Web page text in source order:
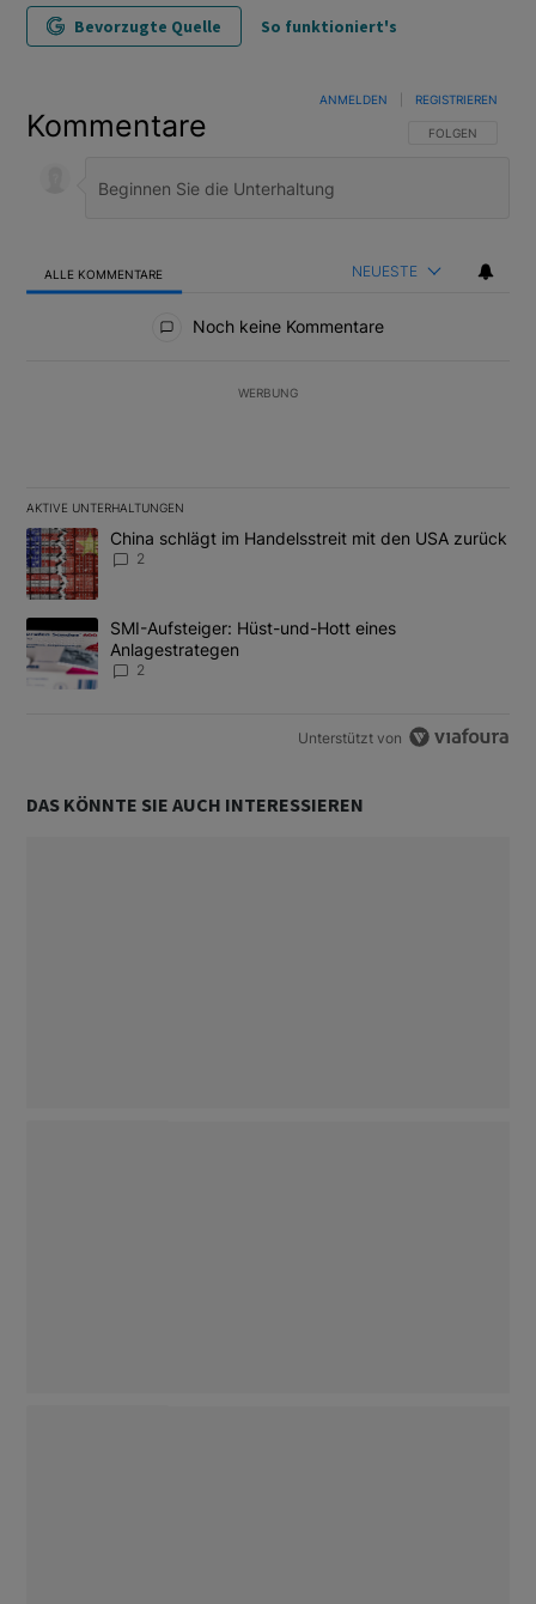
Bevorzugte Quelle So funktioniert's
Kommentare FOLGE DIESER
FOLGEN
ANMELDEN REGISTRIEREN
ALLE KOMMENTARE NEUESTE
Noch keine Kommentare
WERBUNG
AKTIVE UNTERHALTUNGEN
Das Folgende ist eine Liste der am meisten kommentierten
Ein Trendartikel mit dem Titel "China schlägt im Handelsstreit
China schlägt im Handelsstreit mit den USA zurück
2
Ein Trendartikel mit dem Titel "SMI-Aufsteiger: Hüst-und-Hott
SMI-Aufsteiger: Hüst-und-Hott eines
Anlagestrategen
2
Unterstützt von
DAS KÖNNTE SIE AUCH INTERESSIEREN